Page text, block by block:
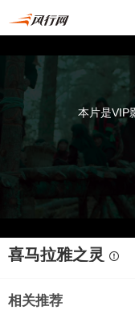
本片是VIP
喜马拉雅之灵
相关推荐